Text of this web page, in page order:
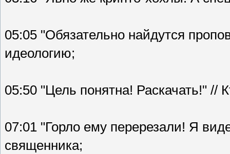
05:05 "Обязательно найдутся
идеологию;
05:50 "Цель понятна! Раскачать!" //
07:01 "Горло ему перерезали! Я
священника;